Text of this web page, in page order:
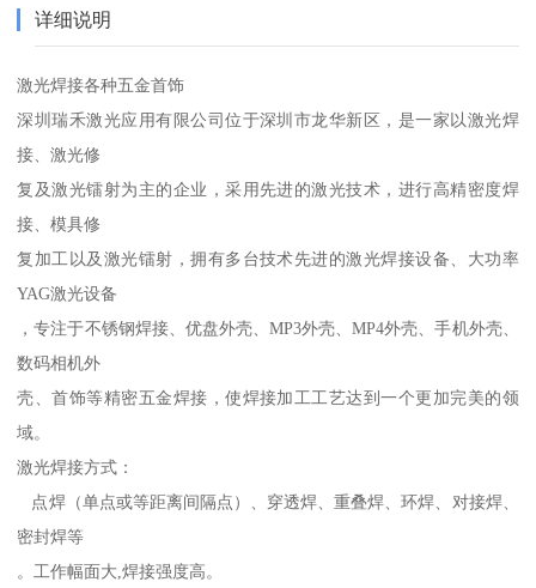
详细说明
激光焊接各种五金首饰
深圳瑞禾激光应用有限公司位于深圳市龙华新区，是一家以激光焊
接、激光修
复及激光镭射为主的企业，采用先进的激光技术，进行高精密度焊
接、模具修
复加工以及激光镭射，拥有多台技术先进的激光焊接设备、大功率
YAG激光设备
，专注于不锈钢焊接、优盘外壳、MP3外壳、MP4外壳、手机外壳、
数码相机外
壳、首饰等精密五金焊接，使焊接加工工艺达到一个更加完美的领
域。
激光焊接方式：
点焊（单点或等距离间隔点）、穿透焊、重叠焊、环焊、对接焊、
密封焊等
。工作幅面大,焊接强度高。